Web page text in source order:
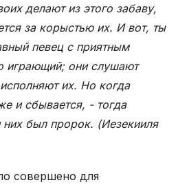
делают из этого забаву,
за корыстью их. И вот, ты
певец с приятным
играющий; они слушают
их. Но когда
и сбывается, - тогда
них был пророк. (Иезекииля
совершено для